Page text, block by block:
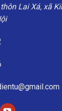
Lai Xá, xã